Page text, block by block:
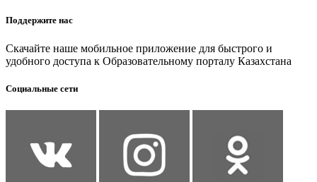
Поддержите нас
Скачайте наше мобильное приложение для быстрого и
удобного доступа к Образовательному порталу Казахстана
Социальные сети